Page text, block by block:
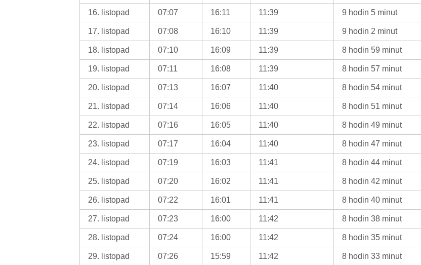
16. listopad 07:07 16:11 11:39 9 hodin 5 minut
17. listopad 07:08 16:10 11:39 9 hodin 2 minut
18. listopad 07:10 16:09 11:39 8 hodin 59 minut
19. listopad 07:11 16:08 11:39 8 hodin 57 minut
20. listopad 07:13 16:07 11:40 8 hodin 54 minut
21. listopad 07:14 16:06 11:40 8 hodin 51 minut
22. listopad 07:16 16:05 11:40 8 hodin 49 minut
23. listopad 07:17 16:04 11:40 8 hodin 47 minut
24. listopad 07:19 16:03 11:41 8 hodin 44 minut
25. listopad 07:20 16:02 11:41 8 hodin 42 minut
26. listopad 07:22 16:01 11:41 8 hodin 40 minut
27. listopad 07:23 16:00 11:42 8 hodin 38 minut
28. listopad 07:24 16:00 11:42 8 hodin 35 minut
29. listopad 07:26 15:59 11:42 8 hodin 33 minut